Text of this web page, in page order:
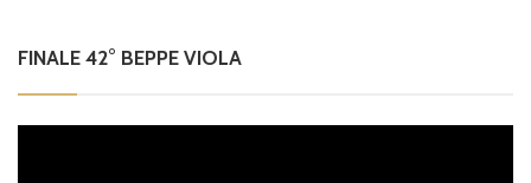
FINALE 42° BEPPE VIOLA